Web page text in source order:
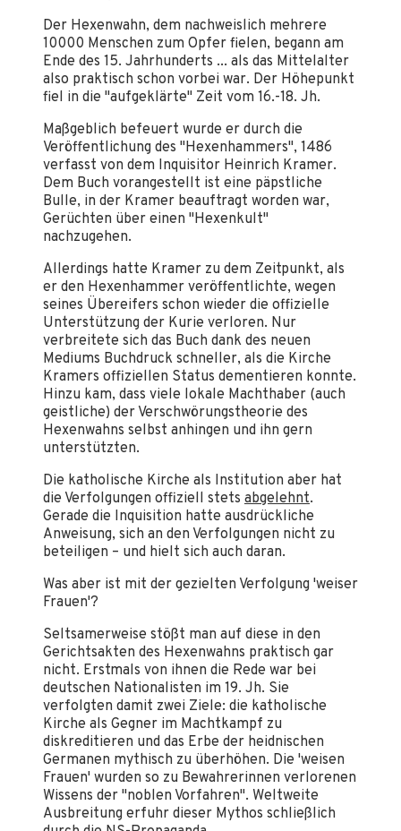
Der Hexenwahn, dem nachweislich mehrere
10000 Menschen zum Opfer fielen, begann am
Ende des 15. Jahrhunderts ... als das Mittelalter
also praktisch schon vorbei war. Der Höhepunkt
fiel in die "aufgeklärte" Zeit vom 16.-18. Jh.
Maßgeblich befeuert wurde er durch die
Veröffentlichung des "Hexenhammers", 1486
verfasst von dem Inquisitor Heinrich Kramer.
Dem Buch vorangestellt ist eine päpstliche
Bulle, in der Kramer beauftragt worden war,
Gerüchten über einen "Hexenkult"
nachzugehen.
Allerdings hatte Kramer zu dem Zeitpunkt, als
er den Hexenhammer veröffentlichte, wegen
seines Übereifers schon wieder die offizielle
Unterstützung der Kurie verloren. Nur
verbreitete sich das Buch dank des neuen
Mediums Buchdruck schneller, als die Kirche
Kramers offiziellen Status dementieren konnte.
Hinzu kam, dass viele lokale Machthaber (auch
geistliche) der Verschwörungstheorie des
Hexenwahns selbst anhingen und ihn gern
unterstützten.
Die katholische Kirche als Institution aber hat
die Verfolgungen offiziell stets abgelehnt.
Gerade die Inquisition hatte ausdrückliche
Anweisung, sich an den Verfolgungen nicht zu
beteiligen – und hielt sich auch daran.
Was aber ist mit der gezielten Verfolgung 'weiser
Frauen'?
Seltsamerweise stößt man auf diese in den
Gerichtsakten des Hexenwahns praktisch gar
nicht. Erstmals von ihnen die Rede war bei
deutschen Nationalisten im 19. Jh. Sie
verfolgten damit zwei Ziele: die katholische
Kirche als Gegner im Machtkampf zu
diskreditieren und das Erbe der heidnischen
Germanen mythisch zu überhöhen. Die 'weisen
Frauen' wurden so zu Bewahrerinnen verlorenen
Wissens der "noblen Vorfahren". Weltweite
Ausbreitung erfuhr dieser Mythos schließlich